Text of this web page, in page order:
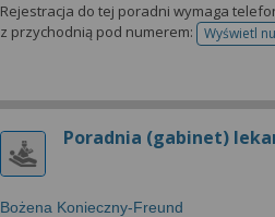
Rejestracja do tej poradni wymaga
z przychodnią pod numerem:
Wyświetl
Poradnia (gabinet)
Bożena Konieczny-Freund